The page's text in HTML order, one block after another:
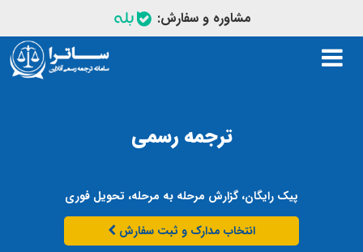
مشاوره و سفارش:
Toggle
ترجمه رسمی
پیک رایگان، گزارش مرحله به مرحله، تحویل فوری
انتخاب مدارک و ثبت سفارش